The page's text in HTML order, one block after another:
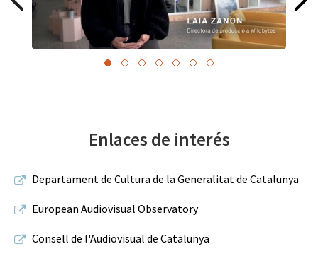
Enlaces de interés
Departament de Cultura de la Generalitat de Catalunya
European Audiovisual Observatory
Consell de l'Audiovisual de Catalunya